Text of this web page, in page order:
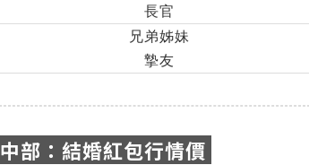
長官
兄弟姊妹
摯友
中部：結婚紅包行情價